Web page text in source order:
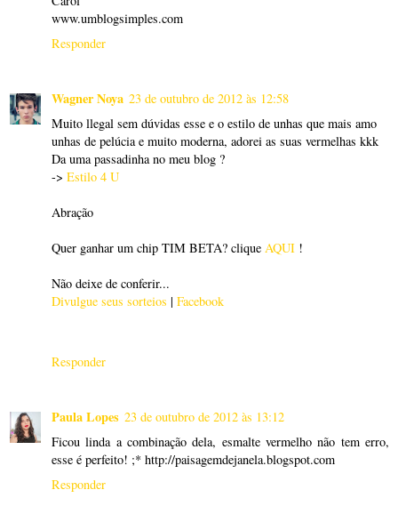
www.umblogsimples.com
Responder
Wagner Noya 23 de outubro de 2012 às 12:58
Muito llegal sem dúvidas esse e o estilo de unhas que mais amo
unhas de pelúcia e muito moderna, adorei as suas vermelhas kkk
Da uma passadinha no meu blog ?
-> Estilo 4 U
Abração
Quer ganhar um chip TIM BETA? clique AQUI !
Não deixe de conferir...
Divulgue seus sorteios | Facebook
Responder
Paula Lopes 23 de outubro de 2012 às 13:12
Ficou linda a combinação dela, esmalte vermelho não tem erro,
esse é perfeito! ;* http://paisagemdejanela.blogspot.com
Responder